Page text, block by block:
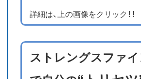
詳細は、上の画像をクリック！！
ストレングスファ